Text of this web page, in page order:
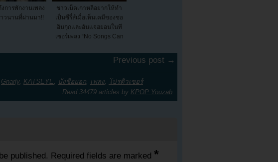
การพักงานเพลง
าวนานที่ผ่านมา!!
ชาวเน็ตเกาหลีอยากให้ทำ
เป็นซีรี่ส์เมื่อเห็นเคมีของซอ
อินกุกและอันแจฮยอนในที
เซอร์เพลง “No Songs Can
Previous post →
Gnarly, KATSEYE บังชีฮยอก เพลง
โปรดิวเซอร์
Read 34479 articles by KPOP Youzab
published. Required fields are marked *